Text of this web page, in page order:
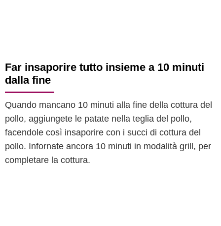
Far insaporire tutto insieme a 10 minuti
dalla fine
Quando mancano 10 minuti alla fine della cottura del
pollo, aggiungete le patate nella teglia del pollo,
facendole così insaporire con i succi di cottura del
pollo. Infornate ancora 10 minuti in modalità grill, per
completare la cottura.